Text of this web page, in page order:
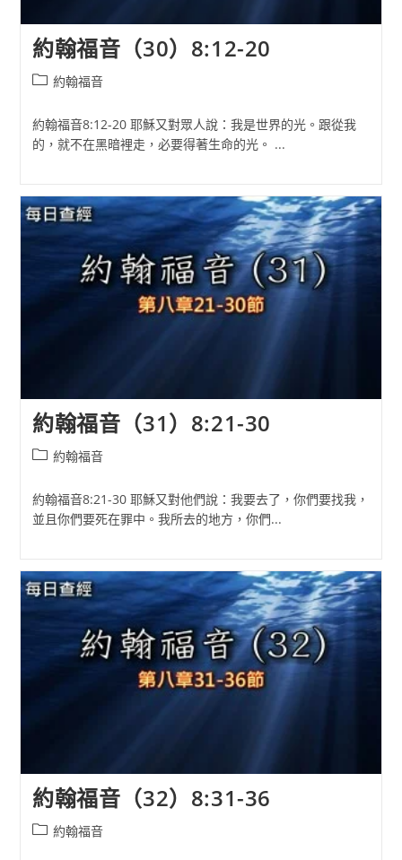
約翰福音（30）8:12-20
Post約翰福音
約翰福音8:12-20 耶穌又對眾人說：我是世界的光。跟從我
的，就不在黑暗裡走，必要得著生命的光。 ...
約翰福音（31）8:21-30
Post約翰福音
約翰福音8:21-30 耶穌又對他們說：我要去了，你們要找我，
並且你們要死在罪中。我所去的地方，你們...
約翰福音（32）8:31-36
Post約翰福音